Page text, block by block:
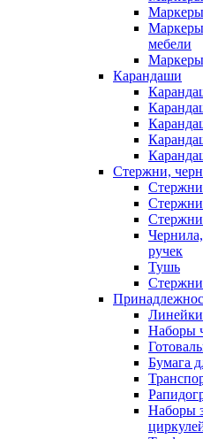
Маркеры
мебели
Карандаши
Стержни,
ручек
Тушь
Линейки
Наборы
Бумага
Наборы